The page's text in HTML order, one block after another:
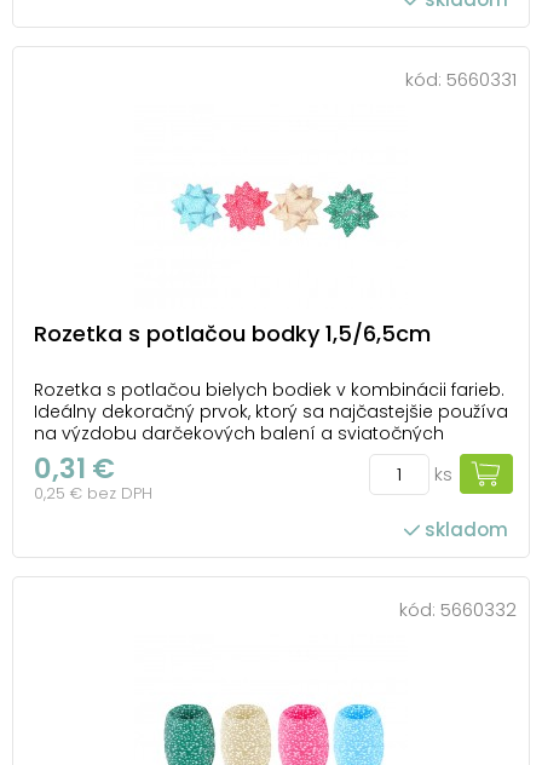
kód: 5660331
Rozetka s potlačou bodky 1,5/6,5cm
Rozetka s potlačou bielych bodiek v kombinácii farieb.
Ideálny dekoračný prvok, ktorý sa najčastejšie používa
na výzdobu darčekových balení a sviatočných
obalov. Dodáva darčekom alebo dekoráciám
estetický a slávnostný vzhľad, najmä pri
príležitostiach, ako sú Vianoce, narodeniny alebo iné
0,31 €
0,25 € bez DPH
ks
skladom
kód: 5660332